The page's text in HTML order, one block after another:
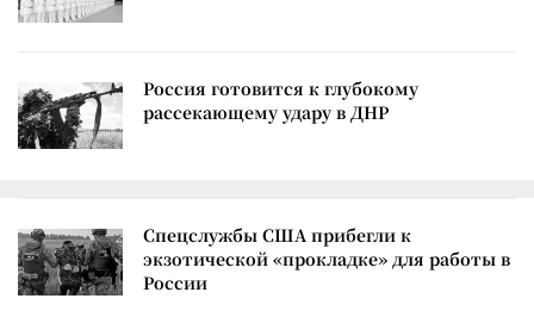
Россия готовится к глубокому
рассекающему удару в ДНР
Спецслужбы США прибегли к
экзотической «прокладке» для работы в
России